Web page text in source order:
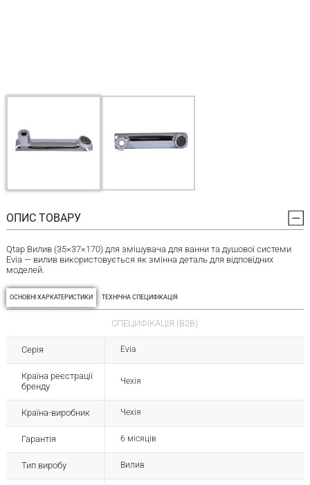
ОПИС ТОВАРУ
Qtap Вилив (35×37×170) для змішувача для ванни та душової системи
Evia — вилив використовується як змінна деталь для відповідних
моделей.
ОСНОВНІ ХАРКАТЕРИСТИКИ ТЕХНІЧНА СПЕЦИФІКАЦІЯ
СПЕЦИФІКАЦІЯ (B2B)
Серія Evia
Країна реєстрації
бренду
Чехія
Країна-виробник Чехія
Гарантія 6 місяців
Тип виробу Вилив